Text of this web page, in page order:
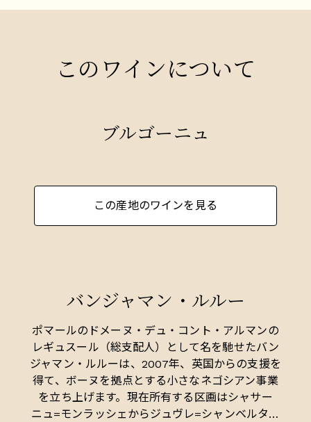
このワインについて
ブルゴーニュ
この産地のワインを見る
バンジャマン・ルルー
ポマールのドメーヌ・デュ・コント・アルマンの
レギュスール（総支配人）として名を馳せたバン
ジャマン・ルルーは、2007年、英国からの支援を
得て、ボーヌを拠点とする小さなネゴシアン事業
を立ち上げます。現在所有する区画はシャサー
ニュ=モンラッシェからジュヴレ=シャンベルタン